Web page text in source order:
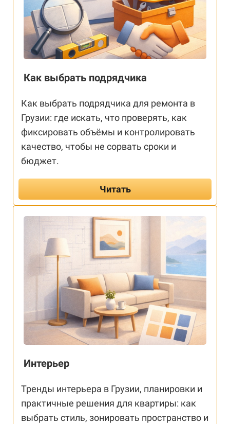
Как выбрать подрядчика
Как выбрать подрядчика для ремонта в
Грузии: где искать, что проверять, как
фиксировать объёмы и контролировать
качество, чтобы не сорвать сроки и
бюджет.
Читать
Интерьер
Тренды интерьера в Грузии, планировки и
практичные решения для квартиры: как
выбрать стиль, зонировать пространство и